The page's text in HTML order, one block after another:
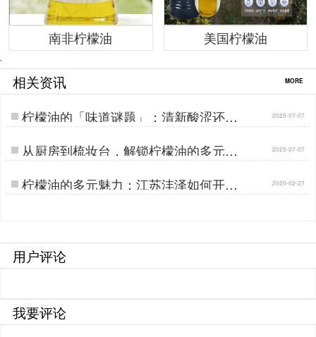
南非柠檬油 美国柠檬油
`
相关资讯 MORE
柠檬油的「味道谜题」：清新酸涩还是
甜蜜果香？…
2025-07-07
从厨房到梳妆台，解锁柠檬油的多元用
法…
2025-07-07
柠檬油的多元魅力：江苏沣泽如何开启
应用新篇…
2025-02-27
用户评论
我要评论